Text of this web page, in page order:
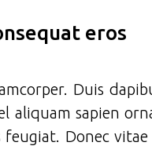
eros
Duis
sapien
Donec